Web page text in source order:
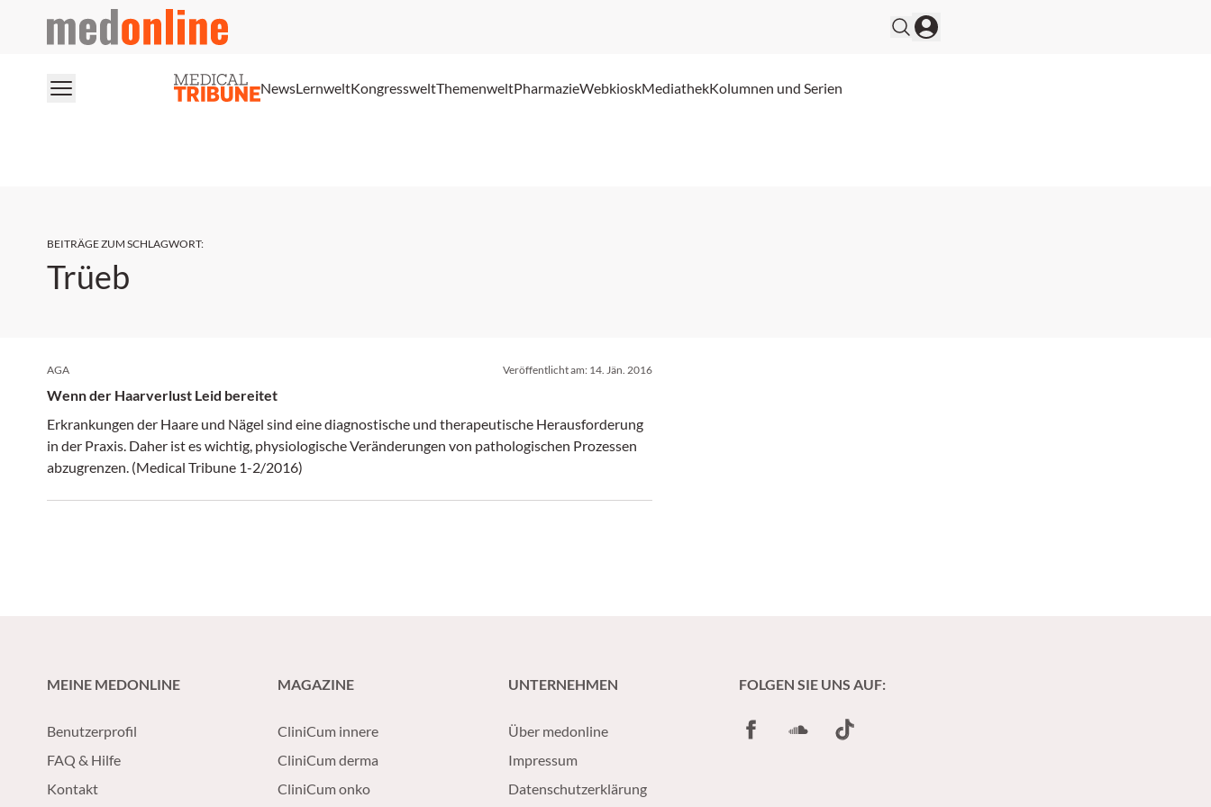
medonline
NewsLernweltKongressweltThemenweltPharmazieWebkioskMediathekKolumnen und Serien
BEITRÄGE ZUM SCHLAGWORT:
Trüeb
AGA Veröffentlicht am: 14. Jän. 2016
Wenn der Haarverlust Leid bereitet
Erkrankungen der Haare und Nägel sind eine diagnostische und therapeutische Herausforderung
in der Praxis. Daher ist es wichtig, physiologische Veränderungen von pathologischen Prozessen
abzugrenzen. (Medical Tribune 1-2/2016)
MEINE MEDONLINE
Benutzerprofil
FAQ & Hilfe
Kontakt
MAGAZINE
CliniCum innere
CliniCum derma
CliniCum onko
UNTERNEHMEN
Über medonline
Impressum
Datenschutzerklärung
FOLGEN SIE UNS AUF:
FacebookSoundCloud
TikTok